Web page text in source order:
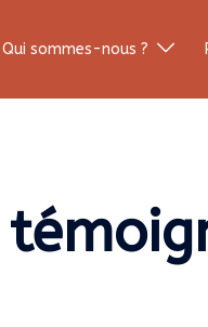
Qui sommes-nous ?